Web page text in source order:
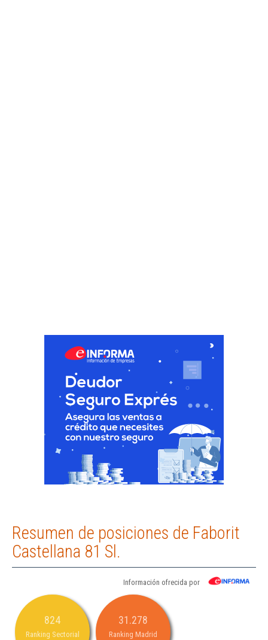
Resumen de posiciones de Faborit
Castellana 81 Sl.
Información ofrecida por
824
Ranking Sectorial
31.278
Ranking Madrid